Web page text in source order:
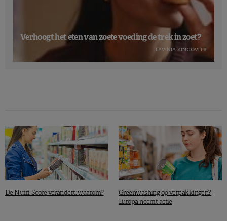
Verhoogt het eten van zoete voeding de trek in zoet?
LAVINIA SINCOVITS
De Nutri-Score verandert: waarom?
Greenwashing op verpakkingen?
Europa neemt actie